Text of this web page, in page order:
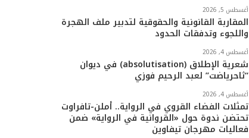
أغسطس 5, 2026
المقاربة القانونية والحقوقية لتدبير ملف الهجرة
واللجوء وتدفقات الحدود
أغسطس 4, 2026
شعرية الإطلاق (absolutisation) في ديوان
“ثاحرياضت” لعبد الرحيم فوزي
أغسطس 4, 2026
تمثلات الفضاء القروي في الرواية.. أملن-تافراوت
تحتضن ندوة حول «القروانية في الرواية» ضمن
فعاليات مهرجان تيفاوين